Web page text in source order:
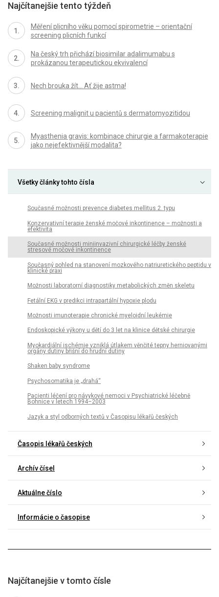
Najčítanejšie tento týždeň
Měření plicního věku pomocí spirometrie – orientační
screening plicních funkcí
Na český trh přichází biosimilar adalimumabu s
prokázanou terapeutickou ekvivalencí
Nech brouka žít… Ať žije astma!
Screening malignit u pacientů s dermatomyozitidou
Myasthenia gravis: kombinace chirurgie a farmakoterapie
jako nejefektivnější modalita?
Všetky články tohto čísla
Současné možnosti prevence diabetes mellitus 2. typu
Konzervativní terapie ženské močové inkontinence – možnosti a
efektivita
Současné možnosti miniinvazivní chirurgické léčby ženské
stresové močové inkontinence
Současný pohled na stanovení mozkového natriuretického peptidu v
klinické praxi
Možnosti laboratorní diagnostiky metabolických změn skeletu
Fetální EKG v predikci intrapartální hypoxie plodu
Možnosti imunoterapie chronické myeloidní leukémie
Endoskopické výkony u dětí do 3 let na klinice dětské chirurgie
Myokardiální ischémie vzniklá útlakem věnčité tepny herniovanými
orgány dutiny břišní do hrudní dutiny
Shaken baby syndrome
Psychosomatika je „drahá“
Pacienti léčení pro návykové nemoci v Psychiatrické léčebně
Bohnice v letech 1994–2003
Jazyk a styl odborných textů v Časopisu lékařů českých
Časopis lékařů českých
Archív čísel
Aktuálne číslo
Informácie o časopise
Najčítanejšie v tomto čísle